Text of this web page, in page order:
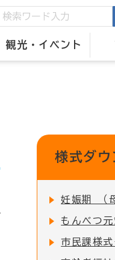
観光・イベント
様式ダウ
市民課様